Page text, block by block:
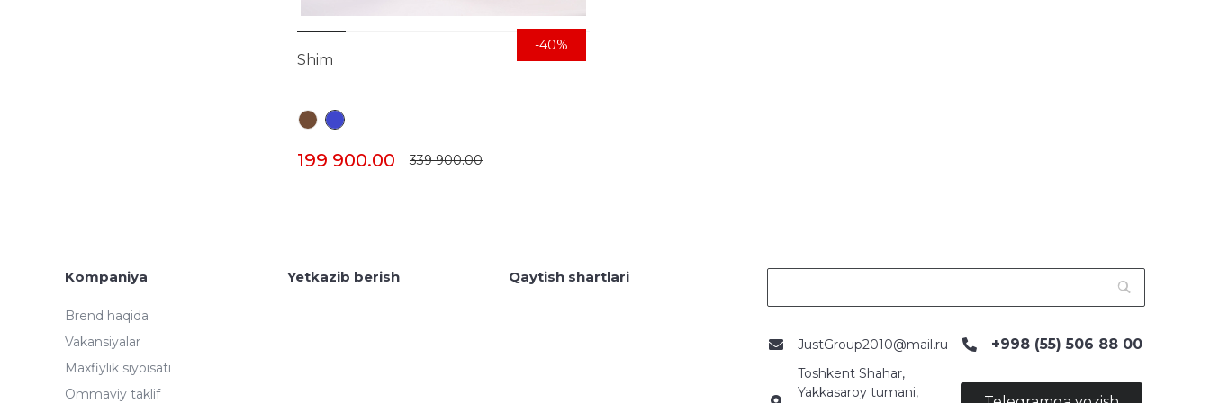
Shim
199 900.00 339 900.00
-40%
Kompaniya
Brend haqida
Vakansiyalar
Maxfiylik siyoisati
Ommaviy taklif
Yetkazib berish Qaytish shartlari
JustGroup2010@mail.ru +998 (55) 506 88 00
Toshkent Shahar,
Yakkasaroy tumani,